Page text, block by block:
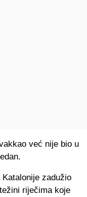
već nije bio u
zadužio
riječima koje